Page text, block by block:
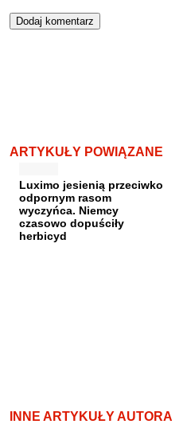
ARTYKUŁY POWIĄZANE
Luximo jesienią przeciwko
odpornym rasom
wyczyńca. Niemcy
czasowo dopuściły
herbicyd
INNE ARTYKUŁY AUTORA